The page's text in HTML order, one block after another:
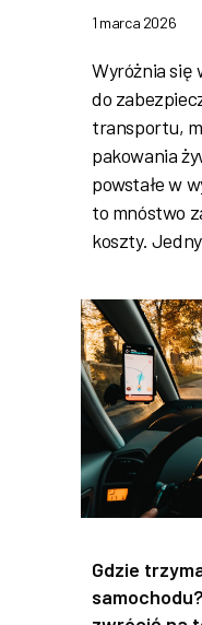
1 marca 2026
Wyróżnia się
do
transportu,
pakowania
powstałe w
to mnóstwo
koszty.
Gdzie